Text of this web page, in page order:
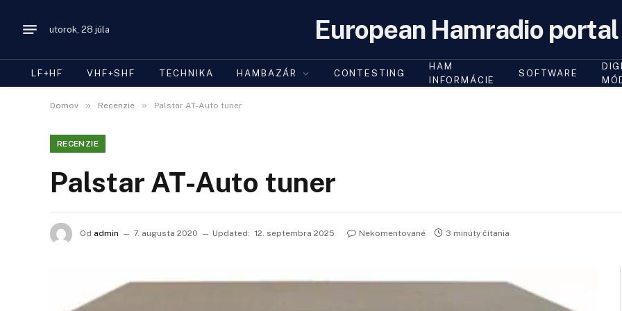
utorok, 28 júla European Hamradio portal
LF+HF VHF+SHF TECHNIKA HAMBAZÁR CONTESTING
HAM
INFORMÁCIE
SOFTWARE
Domov » Recenzie » Palstar AT-Auto tuner
RECENZIE
Palstar AT-Auto tuner
Od admin 7. augusta 2020 Updated: 12. septembra 2025 Nekomentované 3 minúty čítania